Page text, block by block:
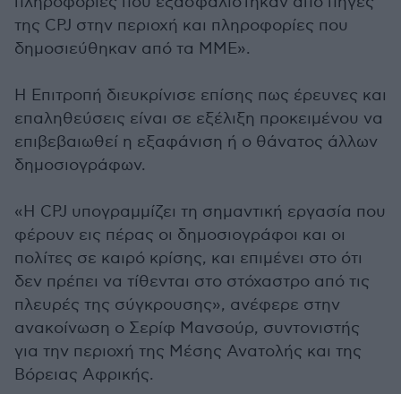
της CPJ στην περιοχή και πληροφορίες που
δημοσιεύθηκαν από τα ΜΜΕ».
Η Επιτροπή διευκρίνισε επίσης πως έρευνες και
επαληθεύσεις είναι σε εξέλιξη προκειμένου να
επιβεβαιωθεί η εξαφάνιση ή ο θάνατος άλλων
δημοσιογράφων.
«Η CPJ υπογραμμίζει τη σημαντική εργασία που
φέρουν εις πέρας οι δημοσιογράφοι και οι
πολίτες σε καιρό κρίσης, και επιμένει στο ότι
δεν πρέπει να τίθενται στο στόχαστρο από τις
πλευρές της σύγκρουσης», ανέφερε στην
ανακοίνωση ο Σερίφ Μανσούρ, συντονιστής
για την περιοχή της Μέσης Ανατολής και της
Βόρειας Αφρικής.